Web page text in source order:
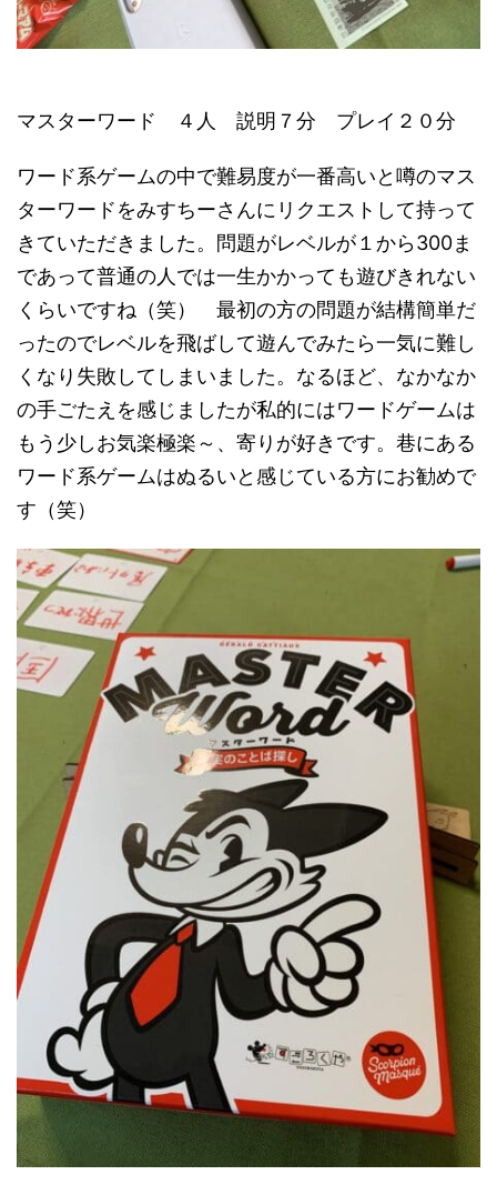
マスターワード ４人 説明７分 プレイ２０分
ワード系ゲームの中で難易度が一番高いと噂のマス
ターワードをみすちーさんにリクエストして持って
きていただきました。問題がレベルが１から300ま
であって普通の人では一生かかっても遊びきれない
くらいですね（笑） 最初の方の問題が結構簡単だ
ったのでレベルを飛ばして遊んでみたら一気に難し
くなり失敗してしまいました。なるほど、なかなか
の手ごたえを感じましたが私的にはワードゲームは
もう少しお気楽極楽～、寄りが好きです。巷にある
ワード系ゲームはぬるいと感じている方にお勧めで
す（笑）